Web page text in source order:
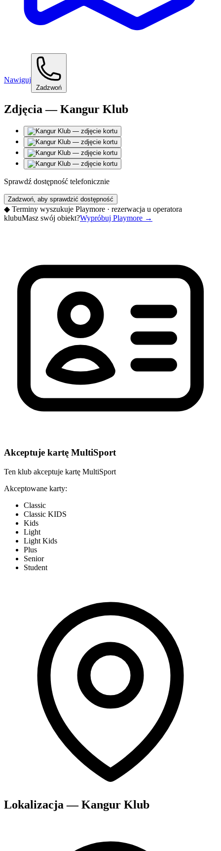
Nawiguj
Zadzwoń
Zdjęcia — Kangur Klub
Sprawdź dostępność telefonicznie
Zadzwoń, aby sprawdzić dostępność
◆ Terminy wyszukuje Playmore · rezerwacja u operatora
klubuMasz swój obiekt?Wypróbuj Playmore →
Akceptuje kartę MultiSport
Ten klub akceptuje kartę MultiSport
Akceptowane karty:
Classic
Classic KIDS
Kids
Light
Light Kids
Plus
Senior
Student
Lokalizacja — Kangur Klub